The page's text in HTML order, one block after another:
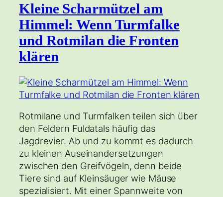
Kleine Scharmützel am
Himmel: Wenn Turmfalke
und Rotmilan die Fronten
klären
Rotmilane und Turmfalken teilen sich über
den Feldern Fuldatals häufig das
Jagdrevier. Ab und zu kommt es dadurch
zu kleinen Auseinandersetzungen
zwischen den Greifvögeln, denn beide
Tiere sind auf Kleinsäuger wie Mäuse
spezialisiert. Mit einer Spannweite von